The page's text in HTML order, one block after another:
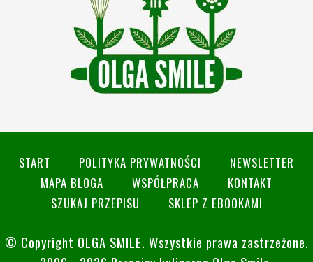
START POLITYKA PRYWATNOŚCI
NEWSLETTER
MAPA BLOGA
WSPÓŁPRACA
KONTAKT
SZUKAJ PRZEPISU
SKLEP Z EBOOKAMI
© Copyright OLGA SMILE. Wszystkie prawa zastrzeżone.